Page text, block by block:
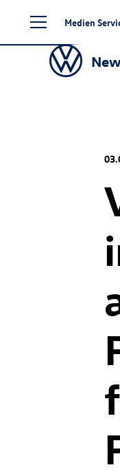
Seiteninhalt
springen
Medien